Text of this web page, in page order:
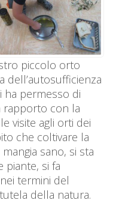
piccolo orto
dell’autosufficienza
permesso di
rapporto con la
visite agli orti dei
che coltivare la
sano, si sta
piante, si fa
termini del
della natura.